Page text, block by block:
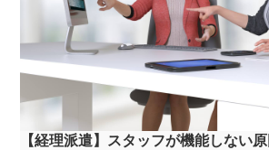
【経理派遣】スタッフが機能しない